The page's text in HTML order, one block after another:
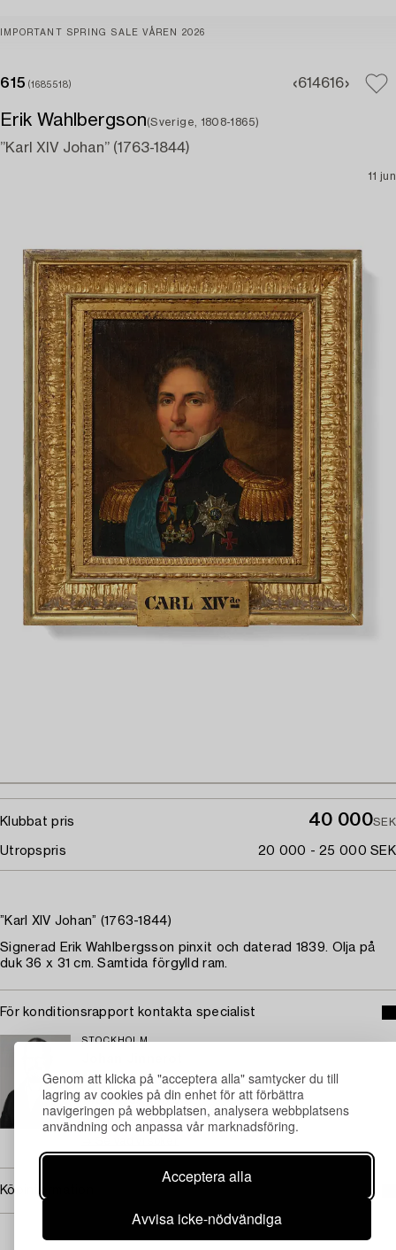
Genom att klicka på "acceptera alla" samtycker du till
lagring av cookies på din enhet för att förbättra
navigeringen på webbplatsen, analysera webbplatsens
användning och anpassa vår marknadsföring.
Acceptera alla
Avvisa icke-nödvändiga
IMPORTANT SPRING SALE VÅREN 2026
615 (1685518) 614616
Erik Wahlbergson(Sverige, 1808-1865)
”Karl XIV Johan” (1763-1844)
11 jun
Klubbat pris 40 000SEK
Utropspris 20 000 - 25 000 SEK
”Karl XIV Johan” (1763-1844)
Signerad Erik Wahlbergsson pinxit och daterad 1839. Olja på
duk 36 x 31 cm. Samtida förgylld ram.
För konditionsrapport kontakta specialist
STOCKHOLM
Specialist konst, ansvarig äldre måleri
+46 (0)739 400 801
E-post
Köpinformation